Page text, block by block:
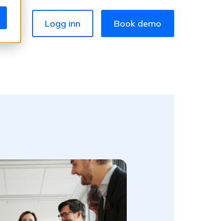
Logg inn Book demo